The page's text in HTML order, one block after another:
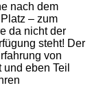
nach dem
– zum
da nicht der
steht! Der
von
eben Teil